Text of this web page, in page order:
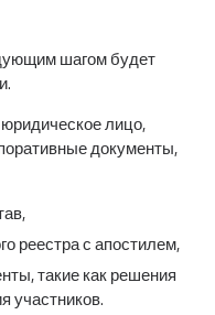
шагом будет
лицо,
документы,
реестра с апостилем,
такие как решения
участников.